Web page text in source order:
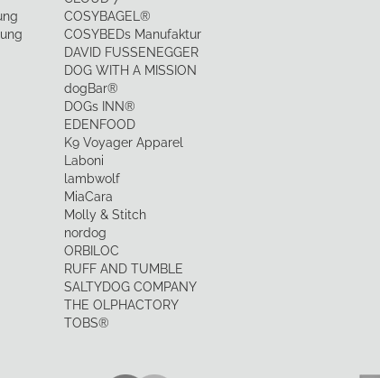
COSYBAGEL®
COSYBEDs Manufaktur
DAVID FUSSENEGGER
DOG WITH A MISSION
dogBar®
DOGs INN®
EDENFOOD
K9 Voyager Apparel
Laboni
lambwolf
MiaCara
Molly & Stitch
nordog
ORBILOC
RUFF AND TUMBLE
SALTYDOG COMPANY
THE OLPHACTORY
TOBS®